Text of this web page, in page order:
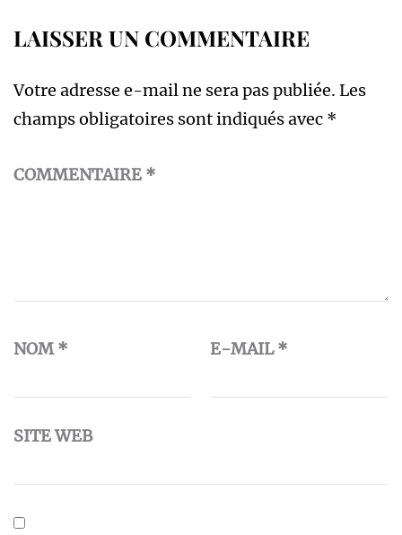
LAISSER UN COMMENTAIRE
Votre adresse e-mail ne sera pas publiée. Les
champs obligatoires sont indiqués avec *
COMMENTAIRE *
NOM* E-MAIL*
SITE WEB